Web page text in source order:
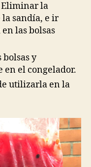
Eliminar la
la sandía, e ir
las bolsas
y
el congelador.
utilizarla en la